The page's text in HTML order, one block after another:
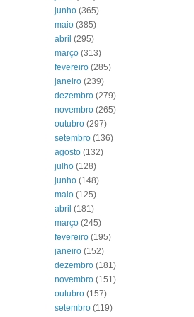
junho (365)
maio (385)
abril (295)
março (313)
fevereiro (285)
janeiro (239)
dezembro (279)
novembro (265)
outubro (297)
setembro (136)
agosto (132)
julho (128)
junho (148)
maio (125)
abril (181)
março (245)
fevereiro (195)
janeiro (152)
dezembro (181)
novembro (151)
outubro (157)
setembro (119)